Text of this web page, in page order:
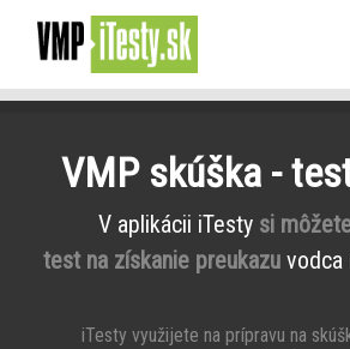
VMP skúška -
V aplikácii iTesty si
test na získanie preukazu vodca
iTesty využijete na prípravu na